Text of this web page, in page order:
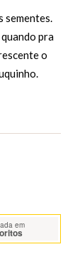
sementes.
pra
o
em